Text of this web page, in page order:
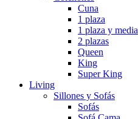
Cuna
1 plaza
1 plaza y media
2 plazas
Queen
King
Super King
Living
Sillones y Sofás
Sofás